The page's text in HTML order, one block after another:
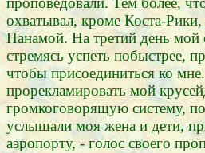
охватывал, кроме Коста-
Панамой. На третий день
стремясь успеть побыстрее,
чтобы присоединиться ко
прорекламировать мой
громкоговорящую систему,
услышали моя жена и дети,
аэропорту, - голос своего